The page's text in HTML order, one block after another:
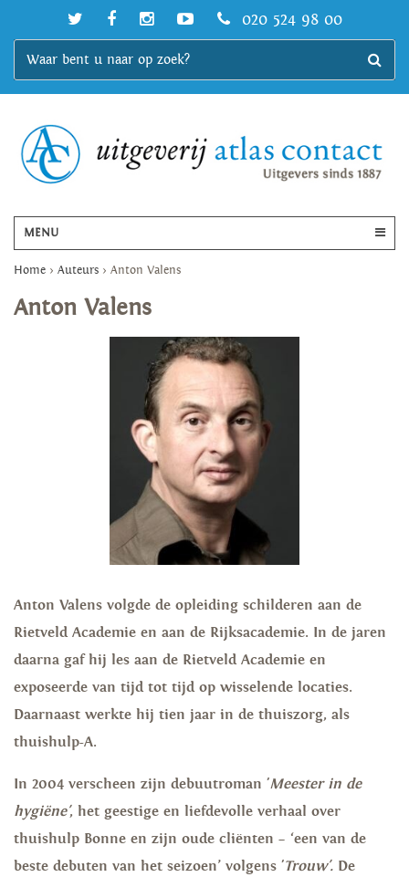
020 524 98 00
MENU
Home > Auteurs > Anton Valens
Anton Valens
Anton Valens volgde de opleiding schilderen aan de
Rietveld Academie en aan de Rijksacademie. In de jaren
daarna gaf hij les aan de Rietveld Academie en
exposeerde van tijd tot tijd op wisselende locaties.
Daarnaast werkte hij tien jaar in de thuiszorg, als
thuishulp-A.
In 2004 verscheen zijn debuutroman 'Meester in de
hygiëne', het geestige en liefdevolle verhaal over
thuishulp Bonne en zijn oude cliënten – ‘een van de
beste debuten van het seizoen’ volgens 'Trouw'. De